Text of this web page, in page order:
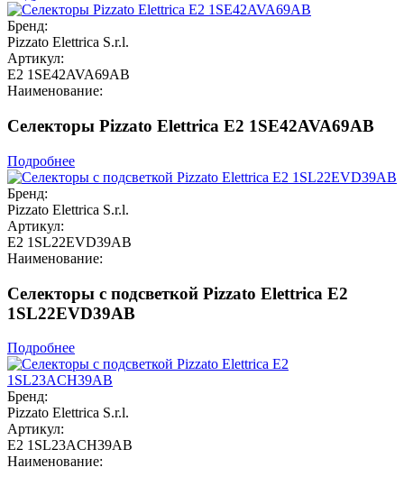
Бренд:
Pizzato Elettrica S.r.l.
Артикул:
E2 1SE42AVA69AB
Наименование:
Селекторы Pizzato Elettrica E2 1SE42AVA69AB
Подробнее
Бренд:
Pizzato Elettrica S.r.l.
Артикул:
E2 1SL22EVD39AB
Наименование:
Селекторы с подсветкой Pizzato Elettrica E2
1SL22EVD39AB
Подробнее
Бренд:
Pizzato Elettrica S.r.l.
Артикул:
E2 1SL23ACH39AB
Наименование: